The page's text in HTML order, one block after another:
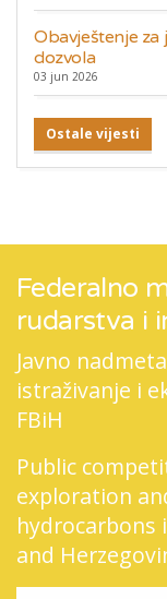
Obavještenje za
dozvola
03 jun 2026
Ostale vijesti
Federalno
rudarstva i
Javno
istraživanje i
FBiH
Public
exploration
hydrocarbons
and